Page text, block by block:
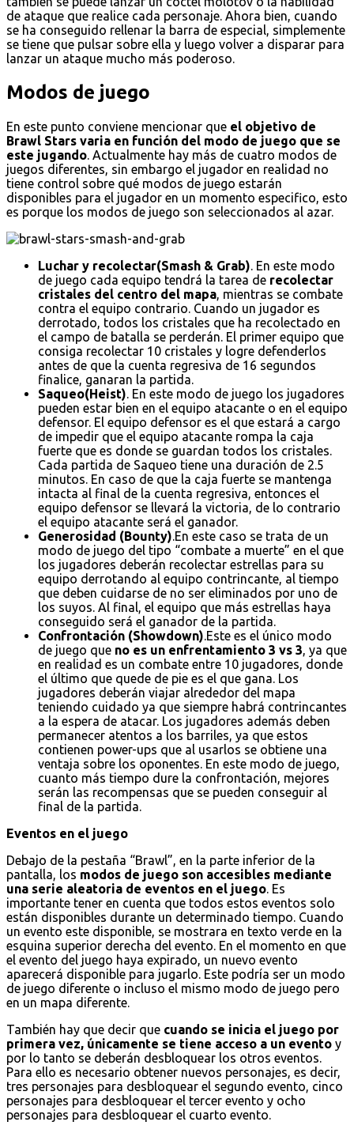
de ataque que realice cada personaje. Ahora bien, cuando
se ha conseguido rellenar la barra de especial, simplemente
se tiene que pulsar sobre ella y luego volver a disparar para
lanzar un ataque mucho más poderoso.
Modos de juego
En este punto conviene mencionar que el objetivo de
Brawl Stars varia en función del modo de juego que se
este jugando. Actualmente hay más de cuatro modos de
juegos diferentes, sin embargo el jugador en realidad no
tiene control sobre qué modos de juego estarán
disponibles para el jugador en un momento especifico, esto
es porque los modos de juego son seleccionados al azar.
Luchar y recolectar(Smash & Grab). En este modo
de juego cada equipo tendrá la tarea de recolectar
cristales del centro del mapa, mientras se combate
contra el equipo contrario. Cuando un jugador es
derrotado, todos los cristales que ha recolectado en
el campo de batalla se perderán. El primer equipo que
consiga recolectar 10 cristales y logre defenderlos
antes de que la cuenta regresiva de 16 segundos
finalice, ganaran la partida.
Saqueo(Heist). En este modo de juego los jugadores
pueden estar bien en el equipo atacante o en el equipo
defensor. El equipo defensor es el que estará a cargo
de impedir que el equipo atacante rompa la caja
fuerte que es donde se guardan todos los cristales.
Cada partida de Saqueo tiene una duración de 2.5
minutos. En caso de que la caja fuerte se mantenga
intacta al final de la cuenta regresiva, entonces el
equipo defensor se llevará la victoria, de lo contrario
el equipo atacante será el ganador.
Generosidad (Bounty).En este caso se trata de un
modo de juego del tipo “combate a muerte” en el que
los jugadores deberán recolectar estrellas para su
equipo derrotando al equipo contrincante, al tiempo
que deben cuidarse de no ser eliminados por uno de
los suyos. Al final, el equipo que más estrellas haya
conseguido será el ganador de la partida.
Confrontación (Showdown).Este es el único modo
de juego que no es un enfrentamiento 3 vs 3, ya que
en realidad es un combate entre 10 jugadores, donde
el último que quede de pie es el que gana. Los
jugadores deberán viajar alrededor del mapa
teniendo cuidado ya que siempre habrá contrincantes
a la espera de atacar. Los jugadores además deben
permanecer atentos a los barriles, ya que estos
contienen power-ups que al usarlos se obtiene una
ventaja sobre los oponentes. En este modo de juego,
cuanto más tiempo dure la confrontación, mejores
serán las recompensas que se pueden conseguir al
final de la partida.
Eventos en el juego
Debajo de la pestaña “Brawl”, en la parte inferior de la
pantalla, los modos de juego son accesibles mediante
una serie aleatoria de eventos en el juego. Es
importante tener en cuenta que todos estos eventos solo
están disponibles durante un determinado tiempo. Cuando
un evento este disponible, se mostrara en texto verde en la
esquina superior derecha del evento. En el momento en que
el evento del juego haya expirado, un nuevo evento
aparecerá disponible para jugarlo. Este podría ser un modo
de juego diferente o incluso el mismo modo de juego pero
en un mapa diferente.
También hay que decir que cuando se inicia el juego por
primera vez, únicamente se tiene acceso a un evento y
por lo tanto se deberán desbloquear los otros eventos.
Para ello es necesario obtener nuevos personajes, es decir,
tres personajes para desbloquear el segundo evento, cinco
personajes para desbloquear el tercer evento y ocho
personajes para desbloquear el cuarto evento.